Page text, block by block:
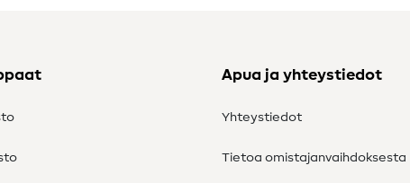
Apua ja yhteystiedot
Yhteystiedot
Tietoa omistajanvaihdoksesta